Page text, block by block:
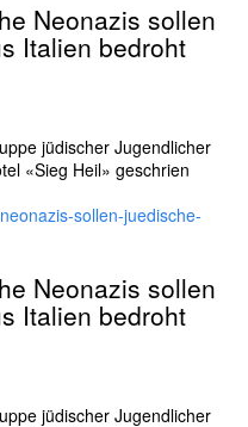
Neonazis sollen
Italien bedroht
jüdischer Jugendlicher
«Sieg Heil» geschrien
sollen-juedische-
Neonazis sollen
Italien bedroht
jüdischer Jugendlicher